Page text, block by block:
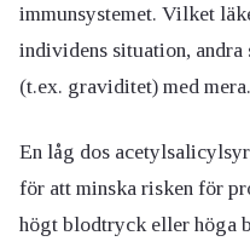
immunsystemet. Vilket
individens situation,
(t.ex. graviditet) med mera.
En låg dos
för att minska risken för
högt blodtryck eller höga